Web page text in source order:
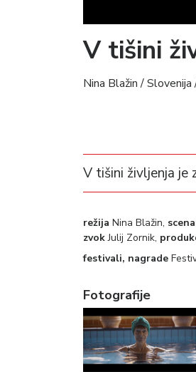
V tišini
Nina Blažin /
V tišini življenja je
režija Nina Blažin,
zvokJulij Zornik,
festivali, nagrade
Fotografije